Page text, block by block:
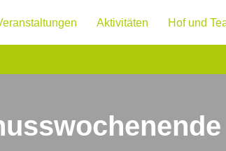
Aktivitäten Hof und